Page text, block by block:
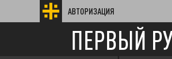
АВТОРИЗАЦИЯ
ПЕРВЫЙ